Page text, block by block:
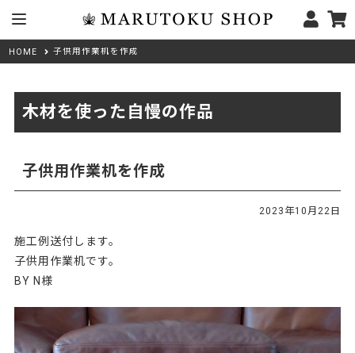
HOME 子供用作業机を作成
木材を使った自慢の作品
子供用作業机を作成
2023年10月22日
施工例送付します。
子供用作業机です。
BY N様